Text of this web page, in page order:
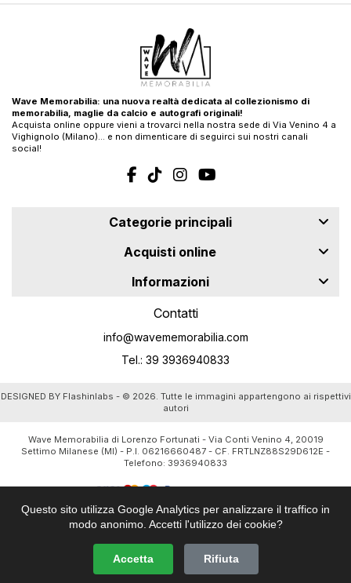
Questo sito utilizza Google Analytics per analizzare il traffico in
modo anonimo. Accetti l'utilizzo dei cookie?
Accetta Rifiuta
Wave Memorabilia: una nuova realtà dedicata al collezionismo di
memorabilia, maglie da calcio e autografi originali!
Acquista online oppure vieni a trovarci nella nostra sede di Via Venino 4 a
Vighignolo (Milano)… e non dimenticare di seguirci sui nostri canali
social!
Categorie principali
Acquisti online
Informazioni
Contatti
info@wavememorabilia.com
Tel.: 39 3936940833
DESIGNED BY Flashinlabs - © 2026. Tutte le immagini appartengono ai rispettivi
autori
Wave Memorabilia di Lorenzo Fortunati - Via Conti Venino 4, 20019
Settimo Milanese (MI) - P.I. 06216660487 - CF. FRTLNZ88S29D612E -
Telefono: 3936940833